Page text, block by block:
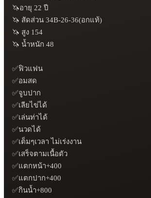
🦄อายุ 22 ปี
🦄 สัดส่วน 34B-26-36(อกแท้)
🦄 สูง 154
🦄 น้ำหนัก 48
✅ฟิวแฟน
✅อมสด
✅จูบปาก
✅เลียไข่ได้
✅เล่นท่าได้
✅นวดได้
✅เต็มๆเวลา ไม่เร่งงาน
✅เสร็จตามเนื้อตัว
✅แตกหน้า+400
✅แตกปาก+400
✅กินน้ำ+800